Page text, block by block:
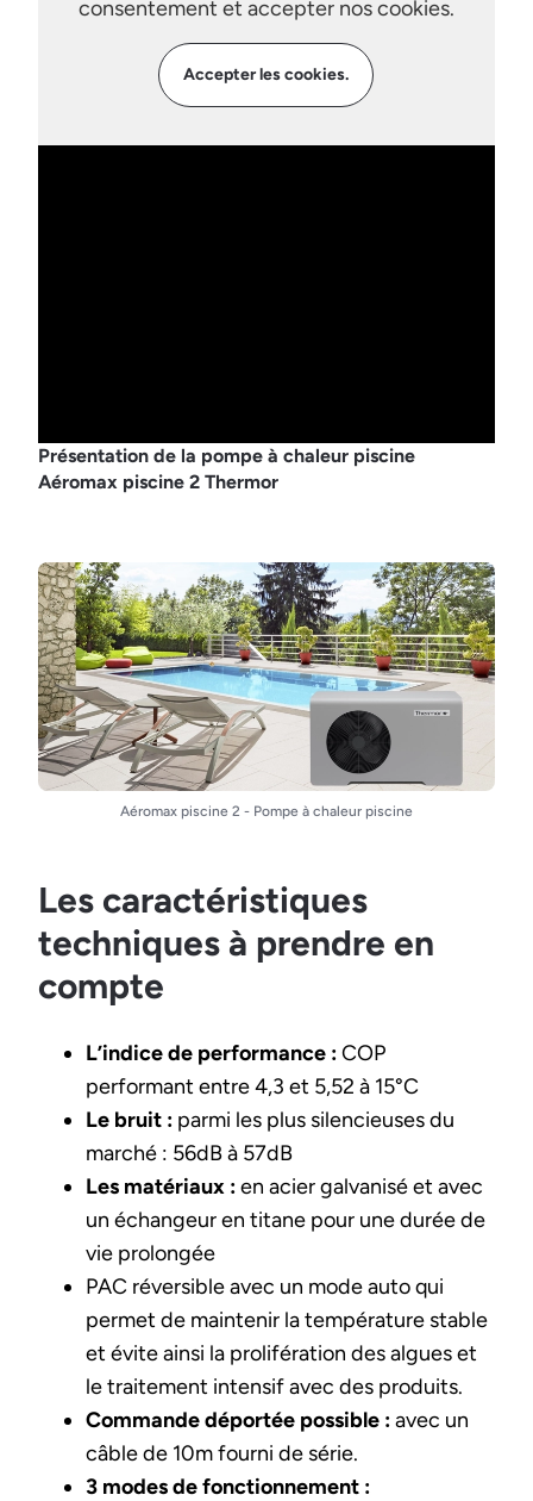
consentement et accepter nos cookies.
Accepter les cookies.
Présentation de la pompe à chaleur piscine
Aéromax piscine 2 Thermor
Aéromax piscine 2 - Pompe à chaleur piscine
Les caractéristiques
techniques à prendre en
compte
L’indice de performance :COP
performant entre 4,3 et 5,52 à 15°C
Le bruit : parmi les plus silencieuses du
marché : 56dB à 57dB
Les matériaux :en acier galvanisé et avec
un échangeur en titane pour une durée de
vie prolongée
PAC réversible avec un mode auto qui
permet de maintenir la température stable
et évite ainsi la prolifération des algues et
le traitement intensif avec des produits.
Commande déportée possible :avec un
câble de 10m fourni de série.
3 modes de fonctionnement :